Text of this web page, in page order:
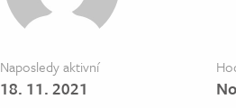
Naposledy aktivní
18. 11. 2021